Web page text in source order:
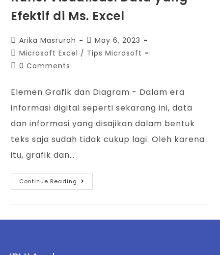
Efektif di Ms. Excel
Arika Masruroh
May 6, 2023
Microsoft Excel / Tips Microsoft
0 Comments
Elemen Grafik dan Diagram - Dalam era
informasi digital seperti sekarang ini, data
dan informasi yang disajikan dalam bentuk
teks saja sudah tidak cukup lagi. Oleh karena
itu, grafik dan…
Continue Reading